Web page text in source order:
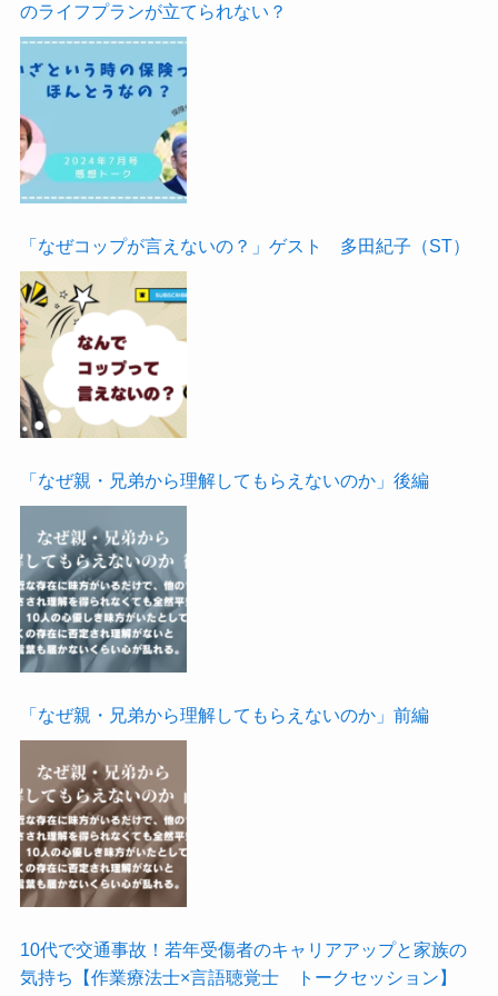
のライフプランが立てられない？
「なぜコップが言えないの？」ゲスト 多田紀子（ST）
「なぜ親・兄弟から理解してもらえないのか」後編
「なぜ親・兄弟から理解してもらえないのか」前編
10代で交通事故！若年受傷者のキャリアアップと家族の
気持ち【作業療法士×言語聴覚士 トークセッション】